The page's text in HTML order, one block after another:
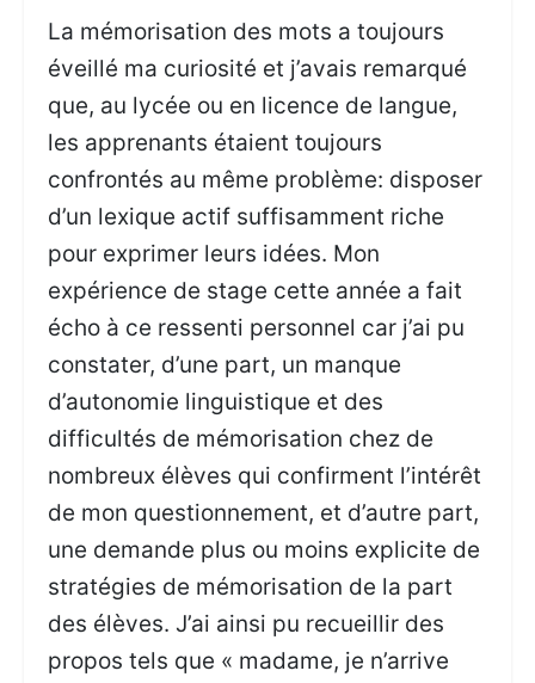
La mémorisation des mots a toujours
éveillé ma curiosité et j’avais remarqué
que, au lycée ou en licence de langue,
les apprenants étaient toujours
confrontés au même problème: disposer
d’un lexique actif suffisamment riche
pour exprimer leurs idées. Mon
expérience de stage cette année a fait
écho à ce ressenti personnel car j’ai pu
constater, d’une part, un manque
d’autonomie linguistique et des
difficultés de mémorisation chez de
nombreux élèves qui confirment l’intérêt
de mon questionnement, et d’autre part,
une demande plus ou moins explicite de
stratégies de mémorisation de la part
des élèves. J’ai ainsi pu recueillir des
propos tels que « madame, je n’arrive